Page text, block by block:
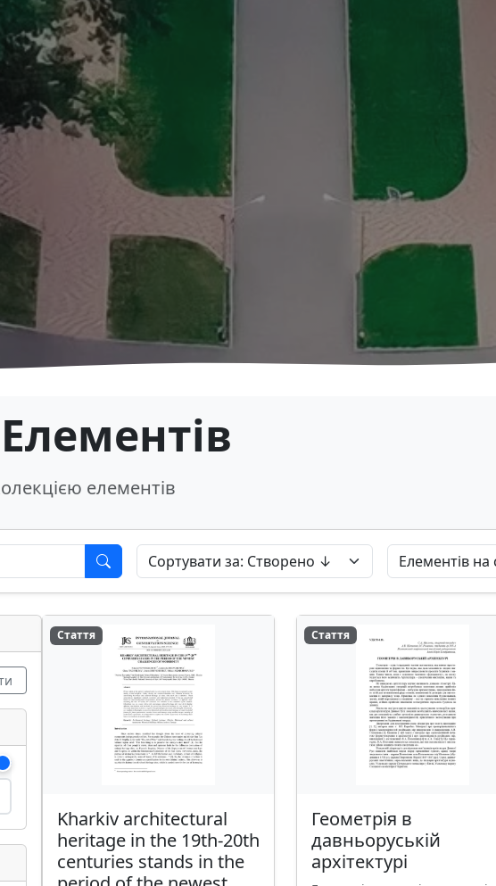
елементів
Стаття
Kharkiv architectural
heritage in the 19th-20th
centuries stands in the
Стаття
Геометрія в
давньоруській
архітектурі